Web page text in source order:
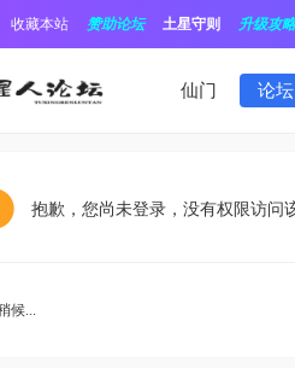
收藏本站 赞助论坛 土星守则 升级攻略
仙门 论坛
抱歉，您尚未登录，没有权限访问
候...